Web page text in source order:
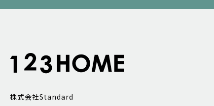
株式会社Standard